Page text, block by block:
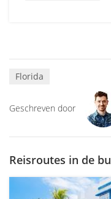
Florida
Geschreven door
Reisroutes in de